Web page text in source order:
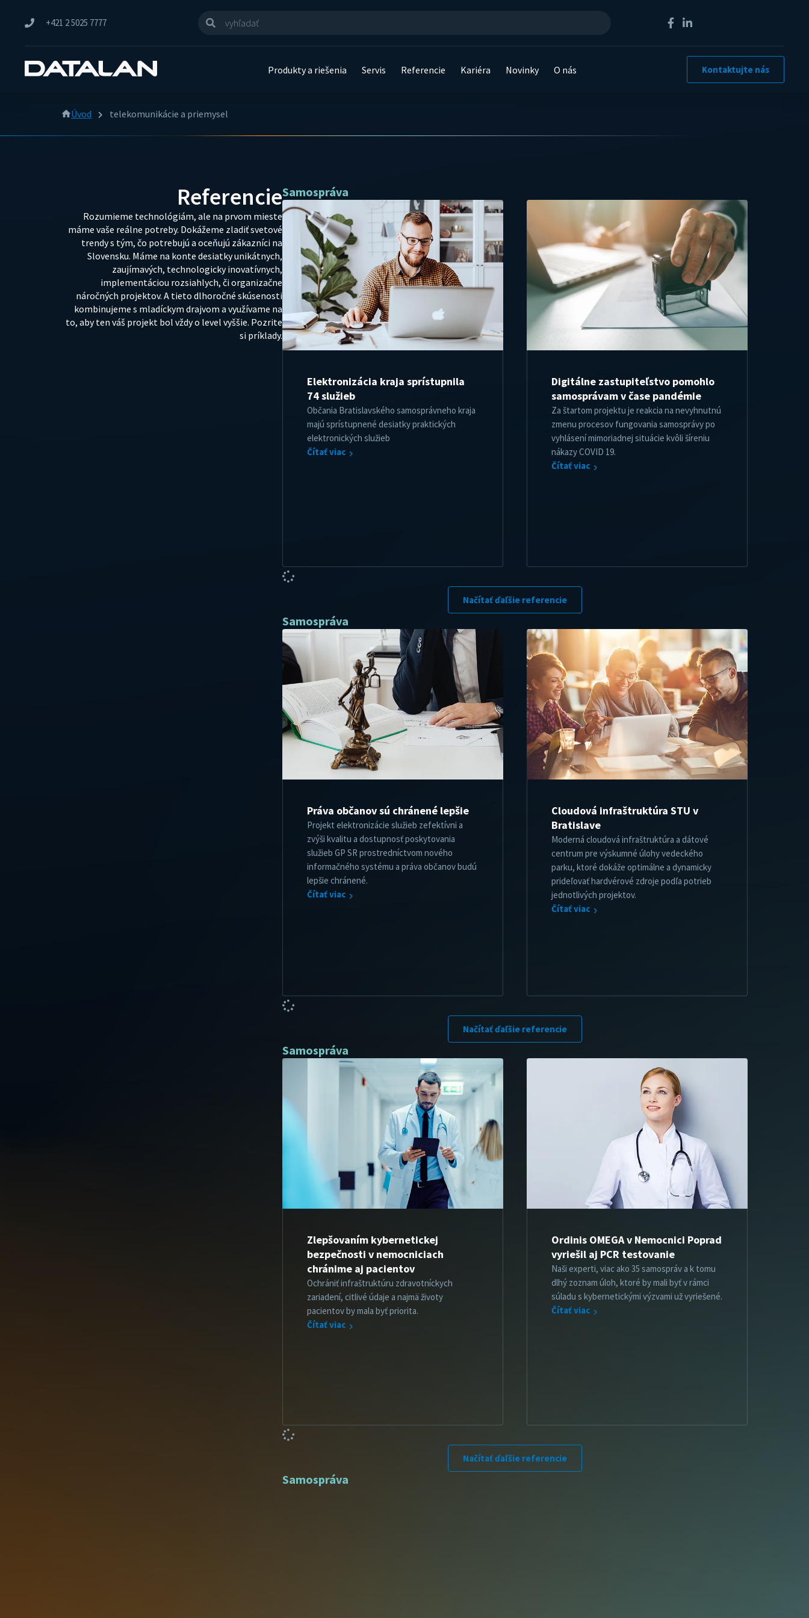
+421 2 5025 7777
Produkty a riešenia Servis Referencie Kariéra Novinky O nás Kontaktujte nás
Úvod telekomunikácie a priemysel
Referencie
Rozumieme technológiám, ale na prvom mieste
máme vaše reálne potreby. Dokážeme zladiť svetové
trendy s tým, čo potrebujú a oceňujú zákazníci na
Slovensku. Máme na konte desiatky unikátnych,
zaujímavých, technologicky inovatívnych,
implementáciou rozsiahlych, či organizačne
náročných projektov. A tieto dlhoročné skúsenosti
kombinujeme s mladíckym drajvom a využívame na
to, aby ten váš projekt bol vždy o level vyššie. Pozrite
si príklady.
Samospráva
Elektronizácia kraja sprístupnila
74 služieb
Občania Bratislavského samosprávneho kraja
majú sprístupnené desiatky praktických
elektronických služieb
Čítať viac
Digitálne zastupiteľstvo pomohlo
samosprávam v čase pandémie
Za štartom projektu je reakcia na nevyhnutnú
zmenu procesov fungovania samosprávy po
vyhlásení mimoriadnej situácie kvôli šíreniu
nákazy COVID 19.
Čítať viac
Načítať ďaľšie referencie
Samospráva
Práva občanov sú chránené lepšie
Projekt elektronizácie služieb zefektívni a
zvýši kvalitu a dostupnosť poskytovania
služieb GP SR prostredníctvom nového
informačného systému a práva občanov budú
lepšie chránené.
Čítať viac
Cloudová infraštruktúra STU v
Bratislave
Moderná cloudová infraštruktúra a dátové
centrum pre výskumné úlohy vedeckého
parku, ktoré dokáže optimálne a dynamicky
prideľovať hardvérové zdroje podľa potrieb
jednotlivých projektov.
Čítať viac
Načítať ďaľšie referencie
Samospráva
Zlepšovaním kybernetickej
bezpečnosti v nemocniciach
chránime aj pacientov
Ochrániť infraštruktúru zdravotníckych
zariadení, citlivé údaje a najmä životy
pacientov by mala byť priorita.
Čítať viac
Ordinis OMEGA v Nemocnici Poprad
vyriešil aj PCR testovanie
Naši experti, viac ako 35 samospráv a k tomu
dlhý zoznam úloh, ktoré by mali byť v rámci
súladu s kybernetickými výzvami už vyriešené.
Čítať viac
Načítať ďaľšie referencie
Samospráva